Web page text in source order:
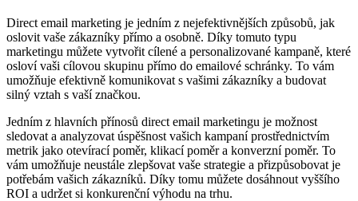
Direct email marketing je jedním z nejefektivnějších způsobů, jak
oslovit vaše zákazníky přímo a osobně. Díky tomuto typu
marketingu můžete vytvořit cílené a personalizované kampaně, které
osloví vaši cílovou skupinu přímo do emailové schránky. To vám
umožňuje efektivně komunikovat s vašimi zákazníky a budovat
silný vztah s vaší značkou.
Jedním z hlavních přínosů direct email marketingu je možnost
sledovat a analyzovat úspěšnost vašich kampaní prostřednictvím
metrik jako otevírací poměr, klikací poměr a konverzní poměr. To
vám umožňuje neustále zlepšovat vaše strategie a přizpůsobovat je
potřebám vašich zákazníků. Díky tomu můžete dosáhnout vyššího
ROI a udržet si konkurenční výhodu na trhu.